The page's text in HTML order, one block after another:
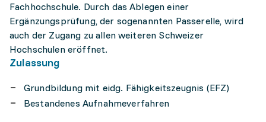
Fachhochschule. Durch das Ablegen einer
Ergänzungsprüfung, der sogenannten Passerelle, wird
auch der Zugang zu allen weiteren Schweizer
Hochschulen eröffnet.
Zulassung
Grundbildung mit eidg. Fähigkeitszeugnis (EFZ)
Bestandenes Aufnahmeverfahren